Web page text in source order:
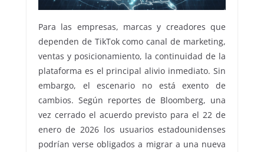
Para las empresas, marcas y creadores que
dependen de TikTok como canal de marketing,
ventas y posicionamiento, la continuidad de la
plataforma es el principal alivio inmediato. Sin
embargo, el escenario no está exento de
cambios. Según reportes de Bloomberg, una
vez cerrado el acuerdo previsto para el 22 de
enero de 2026 los usuarios estadounidenses
podrían verse obligados a migrar a una nueva